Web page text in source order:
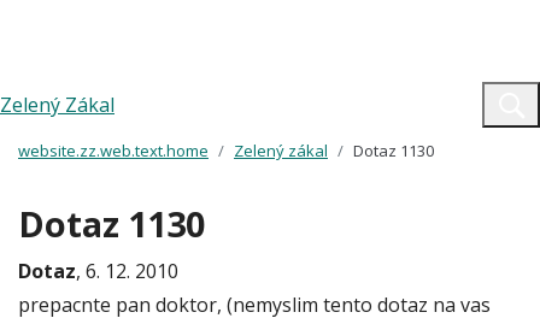
Zelený Zákal
website.zz.web.text.home Zelený zákal Dotaz 1130
Dotaz 1130
Dotaz, 6. 12. 2010
prepacnte pan doktor, (nemyslim tento dotaz na vas